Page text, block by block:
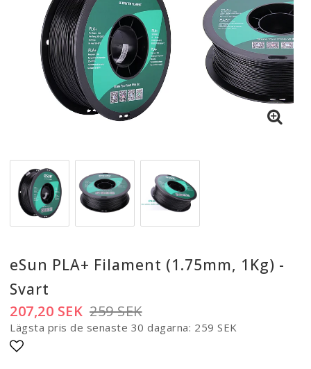
3D-Skrivare — Delar
Resin
3D-Pennor & Tillbehör
eSun PLA+ Filament (1.75mm, 1Kg) -
Svart
259 SEK
207,20 SEK
Lägsta pris de senaste 30 dagarna 259 SEK